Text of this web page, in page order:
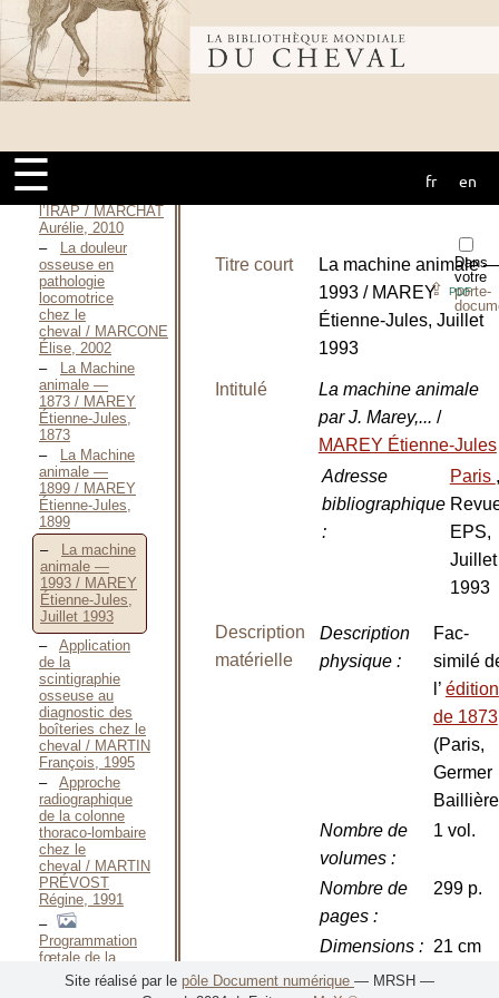
Bibliothèque
mondiale du
cheval
☰ fr en
chez le cheval
en croissance,
enquête chez le
pur sang
Arabe / MANSUY
Caroline, 1995
affections
articulaires
équines par
l’IRAP / MARCHAT
Aurélie, 2010
La douleur
osseuse en
pathologie
locomotrice
chez le
cheval / MARCONE
Élise, 2002
La Machine
animale —
1873 / MAREY
Étienne-Jules,
1873
La Machine
animale —
1899 / MAREY
Étienne-Jules,
1899
La machine
animale —
1993 / MAREY
Étienne-Jules,
Juillet 1993
Application
de la
scintigraphie
osseuse au
diagnostic des
boîteries chez le
cheval / MARTIN
François, 1995
Approche
radiographique
de la colonne
thoraco-lombaire
chez le
cheval / MARTIN
PRÉVOST
Régine, 1991
Programmation
fœtale de la
croissance
osseuse et
Dans
votre
porte-
⇪ PDF
Titre court
La machine animale
1993 / MAREY
Étienne-Jules, Juillet
1993
Intitulé
La machine animale
par J. Marey,... /
MAREY Étienne-Jules
Adresse
bibliographique
:
Paris ,
EPS,
Juillet
1993
Description
matérielle
Description
physique:
Fac-
similé
l’ édition
de 1873
(Paris,
Germer
Nombre de
volumes:
1 vol.
Nombre de
pages:
299 p.
Dimensions:
21 cm
Illustrations:
Site réalisé par le pôle Document numérique — MRSH —